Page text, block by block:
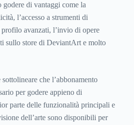
godere di vantaggi come la
l’accesso a strumenti di
avanzati, l’invio di opere
sullo store di DeviantArt e molto
che l’abbonamento
per godere appieno di
parte delle funzionalità principali e
dell’arte sono disponibili per